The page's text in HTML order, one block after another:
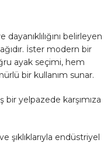
belirleyen
İster modern bir
ayak seçimi, hem
bir kullanım sunar.
yelpazede karşımıza
şıklıklarıyla endüstriyel